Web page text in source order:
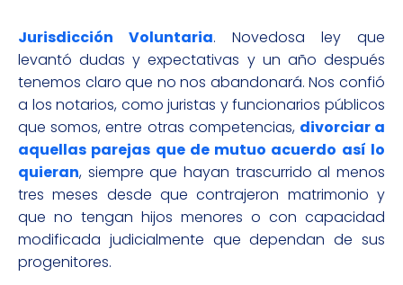
Jurisdicción Voluntaria. Novedosa ley que
levantó dudas y expectativas y un año después
tenemos claro que no nos abandonará. Nos confió
a los notarios, como juristas y funcionarios públicos
que somos, entre otras competencias, divorciar a
aquellas parejas que de mutuo acuerdo así lo
quieran, siempre que hayan trascurrido al menos
tres meses desde que contrajeron matrimonio y
que no tengan hijos menores o con capacidad
modificada judicialmente que dependan de sus
progenitores.